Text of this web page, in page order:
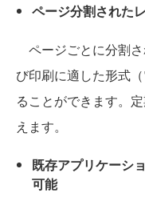
ページ分割された
ページごとに分割
び印刷に適した形式
ることができます。
えます。
既存アプリケーシ
可能